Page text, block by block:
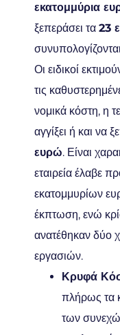
εκατομμύρια
ξεπεράσει τα 23
Οι ειδικοί
τις
νομικά κόστη, η
αγγίξει ή και να
ευρώ. Είναι
εταιρεία έλαβε
εκατομμυρίων
έκπτωση, ενώ
ανατέθηκαν δύο
εργασιών.
Κρυφά
πλήρως τα
των